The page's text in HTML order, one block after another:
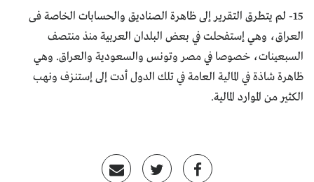
15- لم يتطرق التقرير إلى ظاهرة الصناديق والحسابات الخاصة فى
العراق، وهي إستفحلت في بعض البلدان العربية منذ منتصف
السبعينات، خصوصا في مصر وتونس والسعودية والعراق. وهي
ظاهرة شاذة في المالية العامة في تلك الدول أدت إلى إستنزف ونهب
الكثير من الموارد المالية.